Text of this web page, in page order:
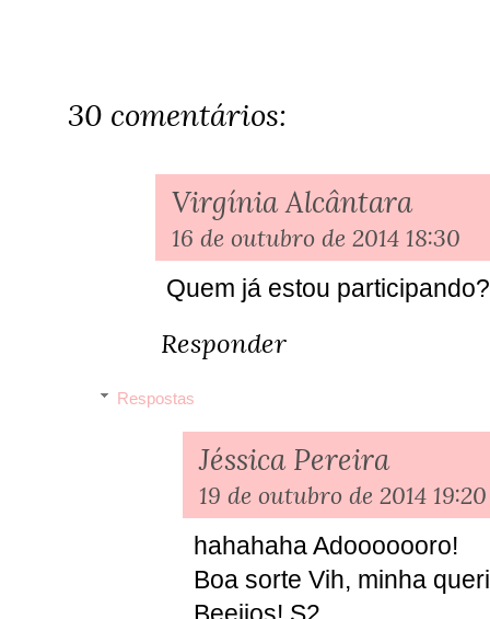
30 comentários:
Virgínia Alcântara
16 de outubro de 2014 18:30
Quem já estou
Responder
Respostas
Jéssica Pereira
19 de outubro de 2014 19:20
hahahaha Adooooooro!
Boa sorte Vih, minha
Beeijos! S2